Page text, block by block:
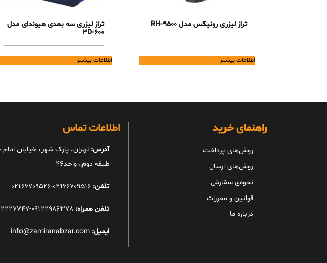
تراز لیزری رونیکس مدل RH-9500
اطلاعات بیشتر
تراز لیزری سه بعدی هیوندای مدل
3D-600
اطلاعات بیشتر
راهنمای خرید
روش‌های پرداخت
روش‌های ارسال
نحوه‌ی سفارش
قوانین و مقررات
درباره ما
اطلاعات تماس
آدرس: تهران، پارک شهر، خیابان
طبقه دوم، واحد46
تلفن:
تلفن همراه: 09122986378-09362227747
ایمیل: